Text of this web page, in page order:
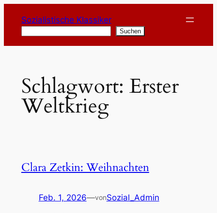
Inhalt
springen
Sozialistische Klassiker
Suchen
Schlagwort: Erster
Weltkrieg
Clara Zetkin: Weihnachten
Feb. 1, 2026—vonSozial_Admin